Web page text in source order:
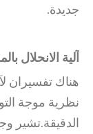
جديدة.
آلية الانحلال
هناك تفسيران
نظرية موجة
الدقيقة.تشير